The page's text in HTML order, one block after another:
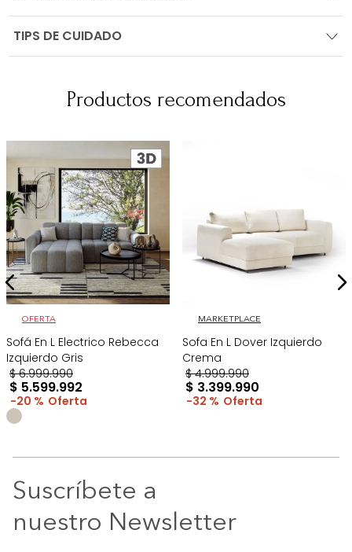
TIPS DE CUIDADO
Productos recomendados
OFERTA
Sofá En L Electrico Rebecca
Izquierdo Gris
$ 6.999.990
$ 5.599.992
20 %
MARKETPLACE
Sofa En L Dover Izquierdo
Crema
$ 4.999.990
$ 3.399.990
32 %
Suscríbete a
nuestro Newsletter